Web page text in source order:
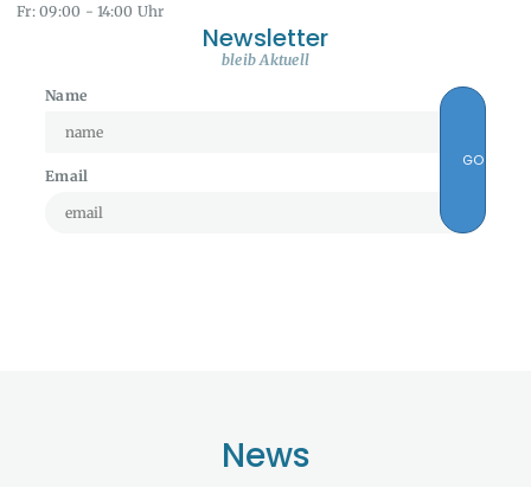
Fr: 09:00 - 14:00 Uhr
Newsletter
bleib Aktuell
Name
Email
News